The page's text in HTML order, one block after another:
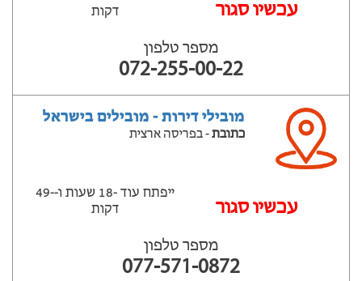
‫עכשיו סגור
דקות
מספר טלפון
072-255-00-22
מובילי דירות - מובילים בישראל
כתובת- בפריסה ארצית
‫עכשיו סגור
ייפתח עוד -18 שעות ‫ו--49
דקות
מספר טלפון
077-571-0872